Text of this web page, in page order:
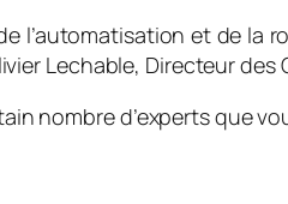
l’automatisation et de la
Lechable, Directeur des
nombre d’experts que